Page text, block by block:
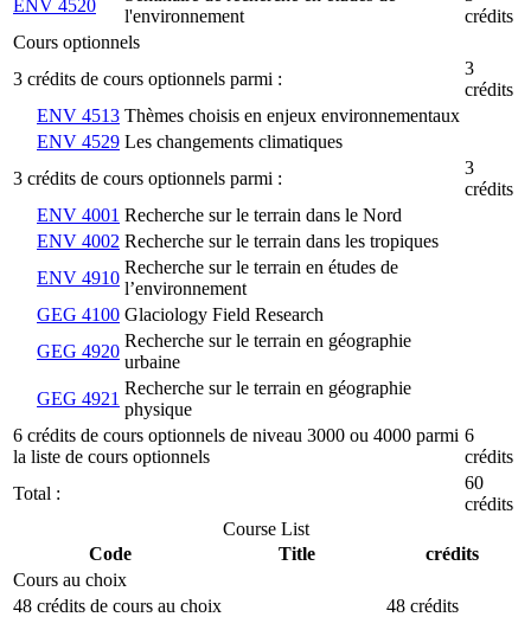
ENV 4520
l'environnement
crédits
Cours optionnels
3 crédits de cours optionnels parmi :
3
crédits
ENV 4513 Thèmes choisis en enjeux environnementaux
ENV 4529 Les changements climatiques
3 crédits de cours optionnels parmi :
3
crédits
ENV 4001 Recherche sur le terrain dans le Nord
ENV 4002 Recherche sur le terrain dans les tropiques
ENV 4910
Recherche sur le terrain en études de
l’environnement
GEG 4100 Glaciology Field Research
GEG 4920
Recherche sur le terrain en géographie
urbaine
GEG 4921
Recherche sur le terrain en géographie
physique
6 crédits de cours optionnels de niveau 3000 ou 4000 parmi
la liste de cours optionnels
6
crédits
Total :
60
crédits
Course List
Code
Title
crédits
Cours au choix
48 crédits de cours au choix
48 crédits